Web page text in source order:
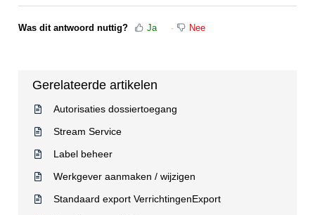
Was dit antwoord nuttig? Ja Nee
Gerelateerde artikelen
Autorisaties dossiertoegang
Stream Service
Label beheer
Werkgever aanmaken / wijzigen
Standaard export VerrichtingenExport